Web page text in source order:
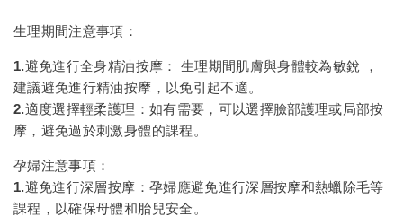
生理期間注意事項 ：
1.避免進行全身精油按摩 ： 生理期間肌膚與身體較為敏銳 ，
建議避免進行精油按摩，以免引起不適。
2.適度選擇輕柔護理 ：如有需要，可以選擇臉部護理或局部按
摩，避免過於刺激身體的課程。
孕婦注意事項 ：
1.避免進行深層按摩 ：孕婦應避免進行深層按摩和熱蠟除毛等
課程，以確保母體和胎兒安全。